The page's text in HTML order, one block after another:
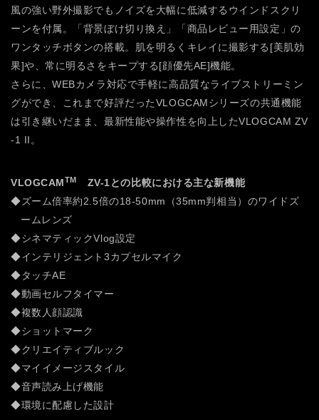
風の強い野外撮影でもノイズを大幅に低減するウインドスクリ
ーンを付属。「背景ぼけ切り換え」「商品レビュー用設定」の
ワンタッチボタンの搭載。肌を明るくキレイに撮影する[美肌効
果]や、常に明るさをキープする[顔優先AE]機能。
さらに、WEBカメラ対応で手軽に高品質なライブストリーミン
グができ、これまで好評だったVLOGCAMシリーズの共通機能
は引き継いだまま、最新性能や操作性を向上したVLOGCAM ZV
-1 II。
VLOGCAMTM
ZV-1との比較における主な新機能
◆ズーム倍率約2.5倍の18-50mm（35mm判相当）のワイドズ
ームレンズ
◆シネマティックVlog設定
◆インテリジェント3カプセルマイク
◆タッチAE
◆動画セルフタイマー
◆複数人顔認識
◆ショットマーク
◆クリエイティブルック
◆マイイメージスタイル
◆音声読み上げ機能
◆環境に配慮した設計